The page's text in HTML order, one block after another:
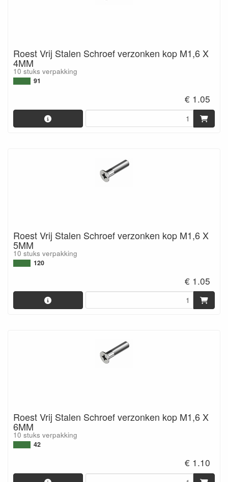
Roest Vrij Stalen Schroef verzonken kop M1,6 X
4MM
10 stuks verpakking
91
€ 1.05
Roest Vrij Stalen Schroef verzonken kop M1,6 X
5MM
10 stuks verpakking
120
€ 1.05
Roest Vrij Stalen Schroef verzonken kop M1,6 X
6MM
10 stuks verpakking
42
€ 1.10